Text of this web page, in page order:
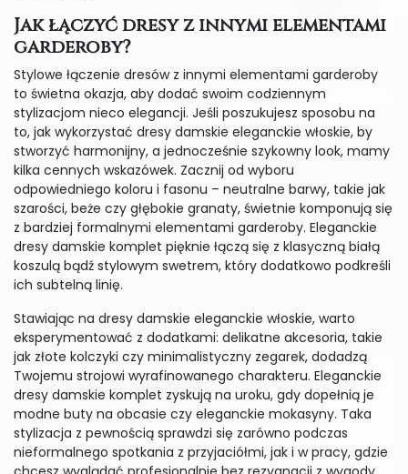
Jak łączyć dresy z innymi elementami
garderoby?
Stylowe łączenie dresów z innymi elementami garderoby
to świetna okazja, aby dodać swoim codziennym
stylizacjom nieco elegancji. Jeśli poszukujesz sposobu na
to, jak wykorzystać dresy damskie eleganckie włoskie, by
stworzyć harmonijny, a jednocześnie szykowny look, mamy
kilka cennych wskazówek. Zacznij od wyboru
odpowiedniego koloru i fasonu – neutralne barwy, takie jak
szarości, beże czy głębokie granaty, świetnie komponują się
z bardziej formalnymi elementami garderoby. Eleganckie
dresy damskie komplet pięknie łączą się z klasyczną białą
koszulą bądź stylowym swetrem, który dodatkowo podkreśli
ich subtelną linię.
Stawiając na dresy damskie eleganckie włoskie, warto
eksperymentować z dodatkami: delikatne akcesoria, takie
jak złote kolczyki czy minimalistyczny zegarek, dodadzą
Twojemu strojowi wyrafinowanego charakteru. Eleganckie
dresy damskie komplet zyskują na uroku, gdy dopełnią je
modne buty na obcasie czy eleganckie mokasyny. Taka
stylizacja z pewnością sprawdzi się zarówno podczas
nieformalnego spotkania z przyjaciółmi, jak i w pracy, gdzie